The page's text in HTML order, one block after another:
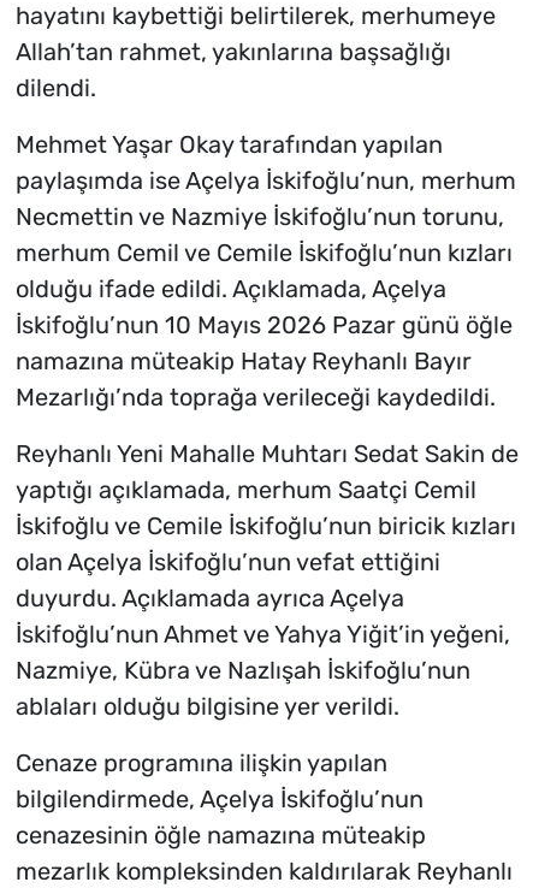
hayatını kaybettiği belirtilerek, merhumeye
Allah’tan rahmet, yakınlarına başsağlığı
dilendi.
Mehmet Yaşar Okay tarafından yapılan
paylaşımda ise Açelya İskifoğlu’nun, merhum
Necmettin ve Nazmiye İskifoğlu’nun torunu,
merhum Cemil ve Cemile İskifoğlu’nun kızları
olduğu ifade edildi. Açıklamada, Açelya
İskifoğlu’nun 10 Mayıs 2026 Pazar günü öğle
namazına müteakip Hatay Reyhanlı Bayır
Mezarlığı’nda toprağa verileceği kaydedildi.
Reyhanlı Yeni Mahalle Muhtarı Sedat Sakin de
yaptığı açıklamada, merhum Saatçi Cemil
İskifoğlu ve Cemile İskifoğlu’nun biricik kızları
olan Açelya İskifoğlu’nun vefat ettiğini
duyurdu. Açıklamada ayrıca Açelya
İskifoğlu’nun Ahmet ve Yahya Yiğit’in yeğeni,
Nazmiye, Kübra ve Nazlışah İskifoğlu’nun
ablaları olduğu bilgisine yer verildi.
Cenaze programına ilişkin yapılan
bilgilendirmede, Açelya İskifoğlu’nun
cenazesinin öğle namazına müteakip
mezarlık kompleksinden kaldırılarak Reyhanlı